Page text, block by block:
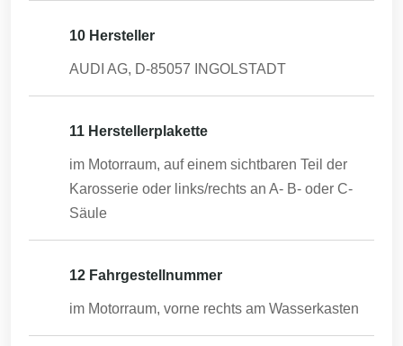
10 Hersteller
AUDI AG, D-85057 INGOLSTADT
11 Herstellerplakette
im Motorraum, auf einem sichtbaren Teil der
Karosserie oder links/rechts an A- B- oder C-
Säule
12 Fahrgestellnummer
im Motorraum, vorne rechts am Wasserkasten